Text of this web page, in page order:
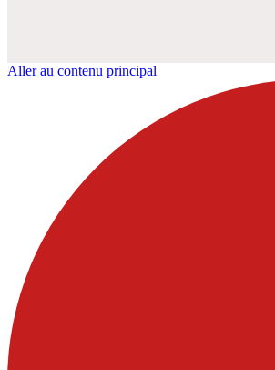
Aller au contenu principal